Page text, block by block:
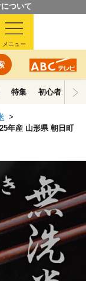
ついて
メニュー
特集 初心者ガイド
年産 山形県 朝日町